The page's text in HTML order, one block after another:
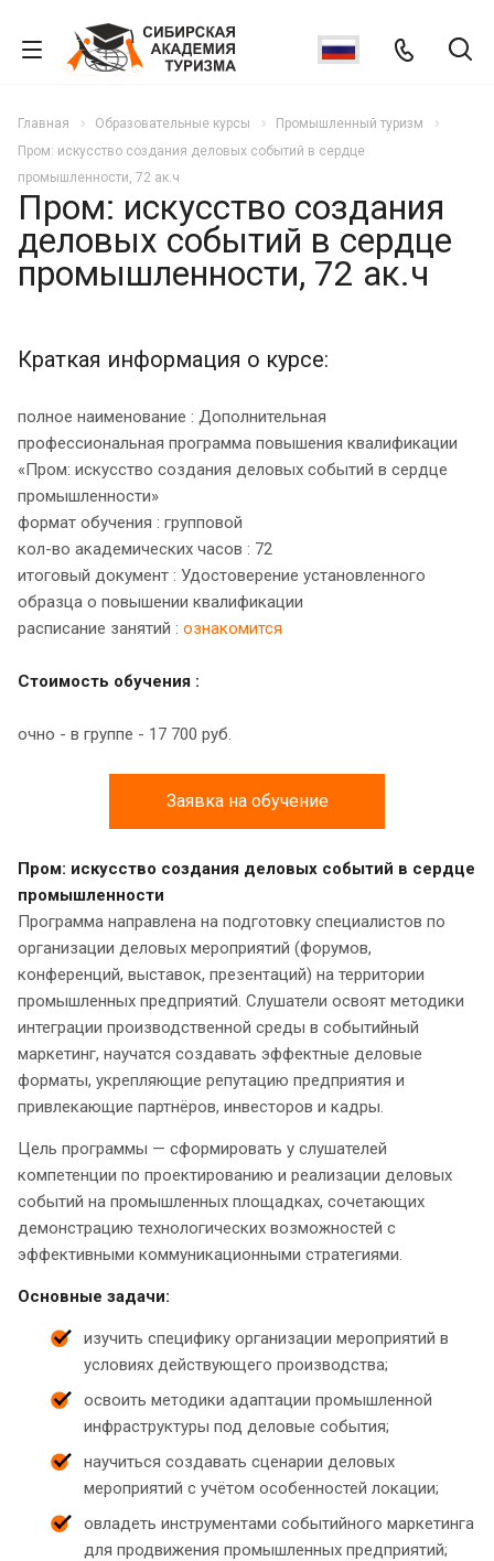
Главная Образовательные курсы
Промышленный туризм
Пром: искусство создания деловых событий в сердце
промышленности, 72 ак.ч
Пром: искусство создания
деловых событий в сердце
промышленности, 72 ак.ч
Краткая информация о курсе:
полное наименование : Дополнительная
профессиональная программа повышения квалификации
«Пром: искусство создания деловых событий в сердце
промышленности»
формат обучения : групповой
кол-во академических часов : 72
итоговый документ : Удостоверение установленного
образца о повышении квалификации
расписание занятий : ознакомится
Стоимость обучения :
очно - в группе - 17 700 руб.
Заявка на обучение
Пром: искусство создания деловых событий в сердце
промышленности
Программа направлена на подготовку специалистов по
организации деловых мероприятий (форумов,
конференций, выставок, презентаций) на территории
промышленных предприятий. Слушатели освоят методики
интеграции производственной среды в событийный
маркетинг, научатся создавать эффектные деловые
форматы, укрепляющие репутацию предприятия и
привлекающие партнёров, инвесторов и кадры.
Цель программы — сформировать у слушателей
компетенции по проектированию и реализации деловых
событий на промышленных площадках, сочетающих
демонстрацию технологических возможностей с
эффективными коммуникационными стратегиями.
Основные задачи:
изучить специфику организации мероприятий в
условиях действующего производства;
освоить методики адаптации промышленной
инфраструктуры под деловые события;
научиться создавать сценарии деловых
мероприятий с учётом особенностей локации;
овладеть инструментами событийного маркетинга
для продвижения промышленных предприятий;